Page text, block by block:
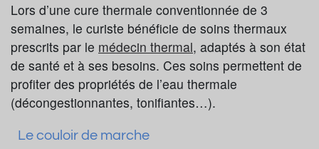
Lors d’une cure thermale conventionnée de 3
semaines, le curiste bénéficie de soins thermaux
prescrits par le médecin thermal, adaptés à son état
de santé et à ses besoins. Ces soins permettent de
profiter des propriétés de l’eau thermale
(décongestionnantes, tonifiantes…).
Le couloir de marche